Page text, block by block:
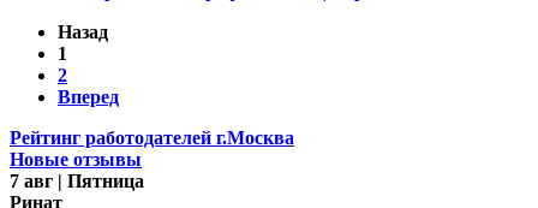
Назад
1
2
Вперед
Рейтинг работодателей г.Москва
Новые отзывы
7 авг | Пятница
Ринат